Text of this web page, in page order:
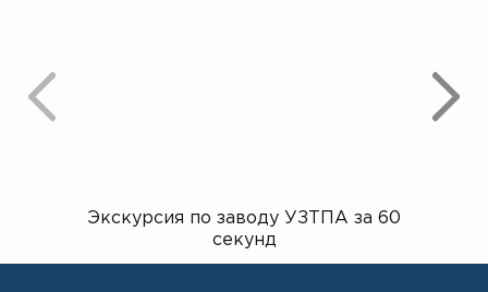
Экскурсия по заводу УЗТПА за 60
секунд